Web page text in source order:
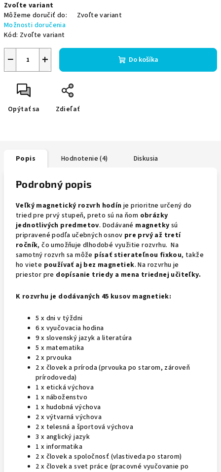
cena:
Zvoľte variant
Môžeme doručiť do:
Zvoľte variant
Možnosti doručenia
Kód: Zvoľte variant
+
− Do košíka
Opýtať sa Zdieľať
Popis Hodnotenie (4) Diskusia
Podrobný popis
Veľký magnetický rozvrh hodín je prioritne určený do
tried pre prvý stupeň, preto sú na ňom obrázky
jednotlivých predmetov. Dodávané magnetky sú
pripravené podľa učebných osnov pre prvý až tretí
ročník, čo umožňuje dlhodobé využitie rozvrhu. Na
samotný rozvrh sa môže písať stierateľnou fixkou, takže
ho viete používať aj bez magnetiek. Na rozvrhu je
priestor pre dopísanie triedy a mena triednej učiteľky.
K rozvrhu je dodávaných 45 kusov magnetiek:
5 x dni v týždni
6 x vyučovacia hodina
9 x slovenský jazyk a literatúra
5 x matematika
2 x prvouka
2 x človek a príroda (prvouka po starom, zároveň
prírodoveda)
1 x etická výchova
1 x náboženstvo
1 x hudobná výchova
2 x výtvarná výchova
2 x telesná a športová výchova
3 x anglický jazyk
1 x informatika
2 x človek a spoločnosť (vlastiveda po starom)
2 x človek a svet práce (pracovné vyučovanie po